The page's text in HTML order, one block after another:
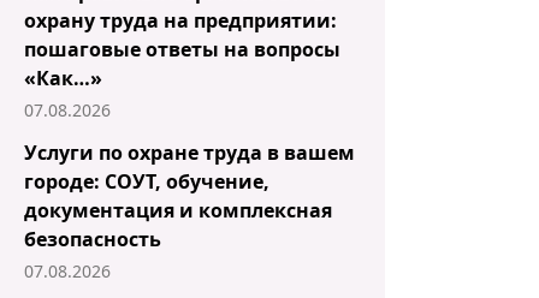
охрану труда на предприятии:
пошаговые ответы на вопросы
«Как…»
07.08.2026
Услуги по охране труда в вашем
городе: СОУТ, обучение,
документация и комплексная
безопасность
07.08.2026